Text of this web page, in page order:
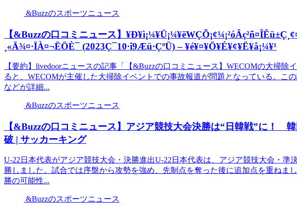
&Buzzのスポーツニュース
【&Buzzの口コミニュース】
¸«Ä¾¤·ÏÀ¤¬ËÖÈ¯ (2023Ç¯10·î9Æü·ÇºÜ) – ¥é¥¤¥Ö¥É¥¢¥Ë¥å¡¼¥¹
【要約】livedoorニュースの記事「【&Buzzの口コミニュース】WECOMの大掃除
ると、WECOMが主催した大掃除イベントでの事故報道が問題となっている。こ
などが詳細...
&Buzzのスポーツニュース
【&Buzzの口コミニュース】アジア競技大会決勝は“日韓戦”に！
破 | サッカーキング
U-22日本代表がアジア競技大会・決勝進出U-22日本代表は、アジア競技大会・準
勝しました。試合では序盤から攻勢を強め、先制点を奪った後に追加点を重ねま
勝の可能性...
&Buzzのスポーツニュース